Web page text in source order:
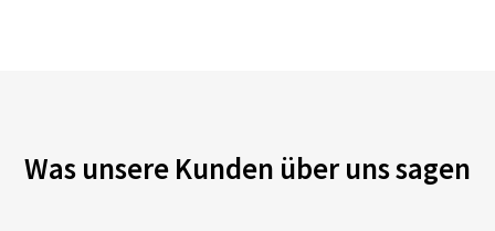
Was unsere Kunden über uns sagen